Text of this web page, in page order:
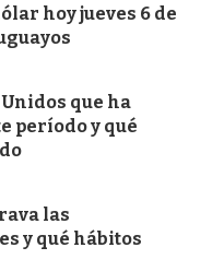
hoy jueves 6 de
que ha
período y qué
las
y qué hábitos